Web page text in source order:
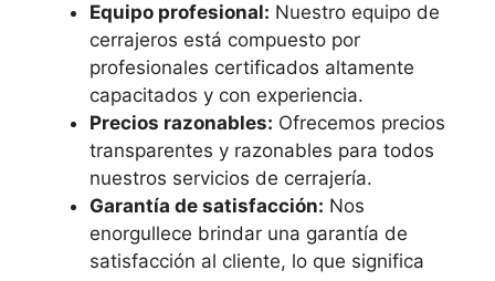
Equipo profesional: Nuestro equipo de
cerrajeros está compuesto por
profesionales certificados altamente
capacitados y con experiencia.
Precios razonables: Ofrecemos precios
transparentes y razonables para todos
nuestros servicios de cerrajería.
Garantía de satisfacción: Nos
enorgullece brindar una garantía de
satisfacción al cliente, lo que significa